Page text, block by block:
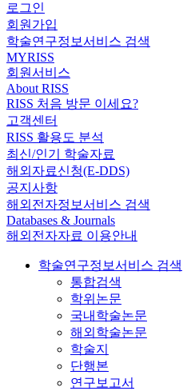
로그인
회원가입
학술연구정보서비스 검색
MYRISS
회원서비스
About RISS
RISS 처음 방문 이세요?
고객센터
RISS 활용도 분석
최신/인기 학술자료
해외자료신청(E-DDS)
공지사항
해외전자정보서비스 검색
Databases & Journals
해외전자자료 이용안내
학술연구정보서비스 검색
통합검색
학위논문
국내학술논문
해외학술논문
학술지
단행본
연구보고서